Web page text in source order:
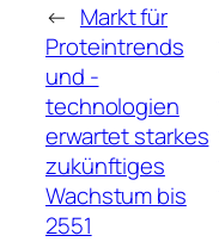
← Markt für
Proteintrends
und -
technologien
erwartet starkes
zukünftiges
Wachstum bis
2551